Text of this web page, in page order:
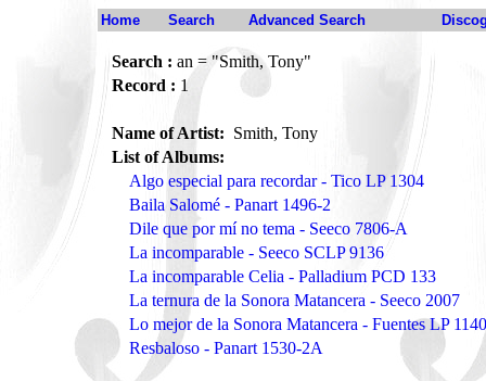
Home Search Advanced Search
Search : an = "Smith, Tony"
Record : 1
Name of Artist: Smith, Tony
List of Albums:
Algo especial para recordar - Tico LP 1304
Baila Salomé - Panart 1496-2
Dile que por mí no tema - Seeco 7806-A
La incomparable - Seeco SCLP 9136
La incomparable Celia - Palladium PCD 133
La ternura de la Sonora Matancera - Seeco 2007
Lo mejor de la Sonora Matancera - Fuentes LP
Resbaloso - Panart 1530-2A